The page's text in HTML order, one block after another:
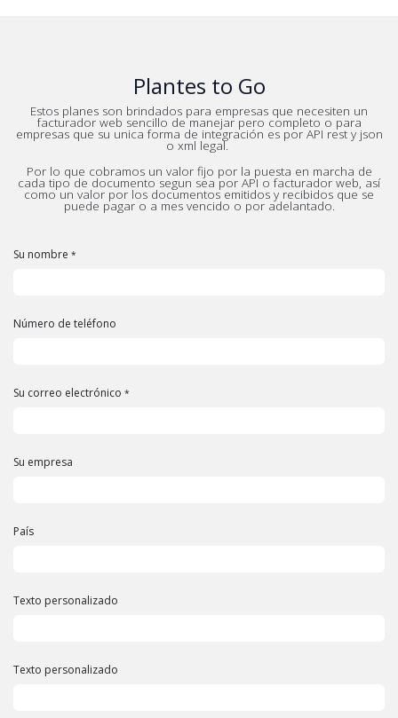
Plantes to Go
Estos planes son brindados para empresas que necesiten un
facturador web sencillo de manejar pero completo o para
empresas que su unica forma de integración es por API rest y json
o xml legal.
Por lo que cobramos un valor fijo por la puesta en marcha de
cada tipo de documento segun sea por API o facturador web, así
como un valor por los documentos emitidos y recibidos que se
puede pagar o a mes vencido o por adelantado.
Su nombre *
Número de teléfono
Su correo electrónico *
Su empresa
País
Texto personalizado
Texto personalizado